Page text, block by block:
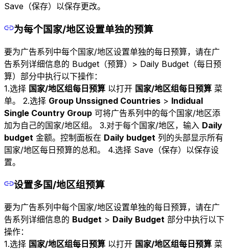
Save（保存）以保存更改。
为每个国家/地区设置单独的预算
要为广告系列中每个国家/地区设置单独的每日预算，请在广
告系列详细信息的 Budget（预算）> Daily Budget（每日预
算）部分中执行以下操作：
1.选择 国家/地区组每日预算 以打开 国家/地区组每日预算 菜
单。 2.选择 Group Unssigned Countries > Indidual
Single Country Group 可将广告系列中的每个国家/地区添
加为自己的国家/地区组。 3.对于每个国家/地区，输入 Daily
budget 金额。控制面板在 Daily budget 列的头部显示所有
国家/地区每日预算的总和。 4.选择 Save（保存）以保存设
置。
设置多国/地区组预算
要为广告系列中每个国家/地区设置单独的每日预算，请在广
告系列详细信息的 Budget > Daily Budget 部分中执行以下
操作：
1.选择 国家/地区组每日预算 以打开 国家/地区组每日预算 菜